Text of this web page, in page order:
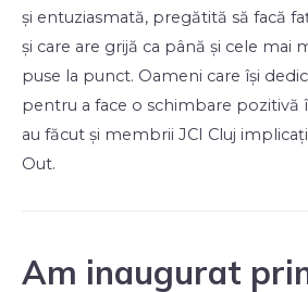
și entuziasmată, pregătită să facă
și care are grijă ca până și cele mai
puse la punct. Oameni care își
pentru a face o schimbare pozitivă
au făcut și membrii JCI Cluj
Out.
Am inaugurat